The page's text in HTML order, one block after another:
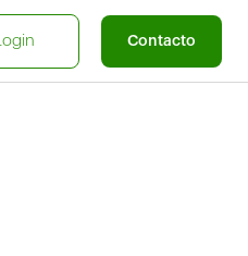
Login Contacto